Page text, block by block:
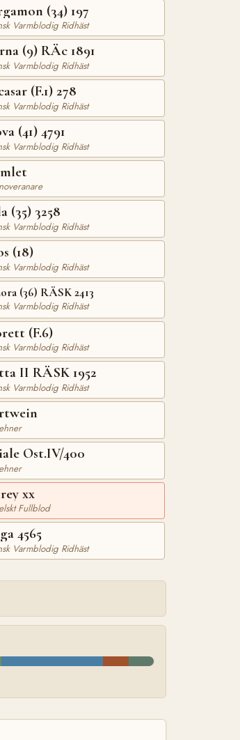
(34) 197
Varmblodig Ridhäst
(9) RÄc 1891
Varmblodig Ridhäst
(F.1) 278
Varmblodig Ridhäst
(41) 4791
Varmblodig Ridhäst
(35) 3258
Varmblodig Ridhäst
(18)
Varmblodig Ridhäst
(36) RÄSK 2413
Varmblodig Ridhäst
(F.6)
Varmblodig Ridhäst
II RÄSK 1952
Varmblodig Ridhäst
Ost.IV/400
xx
Fullblod
4565
Varmblodig Ridhäst